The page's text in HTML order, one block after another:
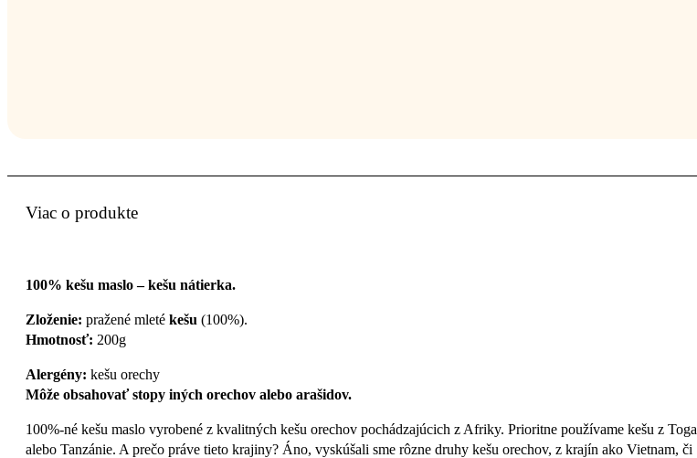
Viac o produkte
100% kešu maslo – kešu nátierka.
Zloženie: pražené mleté kešu (100%).
Hmotnosť: 200g
Alergény: kešu orechy
Môže obsahovať stopy iných orechov alebo arašidov.
100%-né kešu maslo vyrobené z kvalitných kešu orechov pochádzajúcich z Afriky. Prioritne používame kešu z Toga
alebo Tanzánie. A prečo práve tieto krajiny? Áno, vyskúšali sme rôzne druhy kešu orechov, z krajín ako Vietnam, či